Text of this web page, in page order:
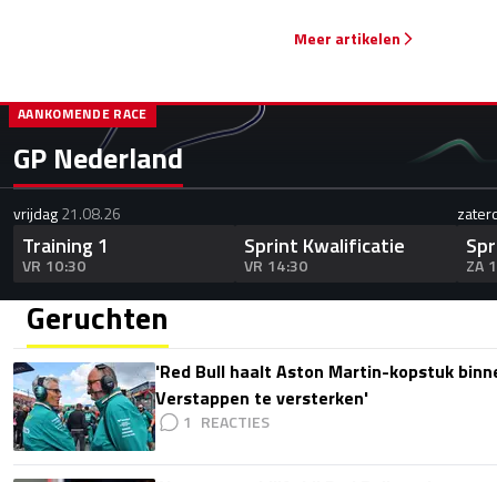
Meer artikelen
GP Nederland
AANKOMENDE RACE
vrijdag21.08.26
Training 1
VR 10:30
Sprint Kwalificatie
VR 14:30 ZA
Geruchten
'Red Bull haalt Aston Martin-kopstuk
Verstappen te versterken'
1